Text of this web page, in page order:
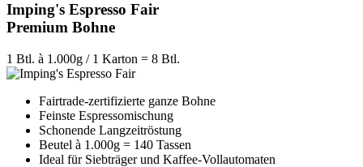
Imping's Espresso Fair
Premium Bohne
1 Btl. à 1.000g / 1 Karton = 8 Btl.
Fairtrade-zertifizierte ganze Bohne
Feinste Espressomischung
Schonende Langzeitröstung
Beutel à 1.000g = 140 Tassen
Ideal für Siebträger und Kaffee-Vollautomaten